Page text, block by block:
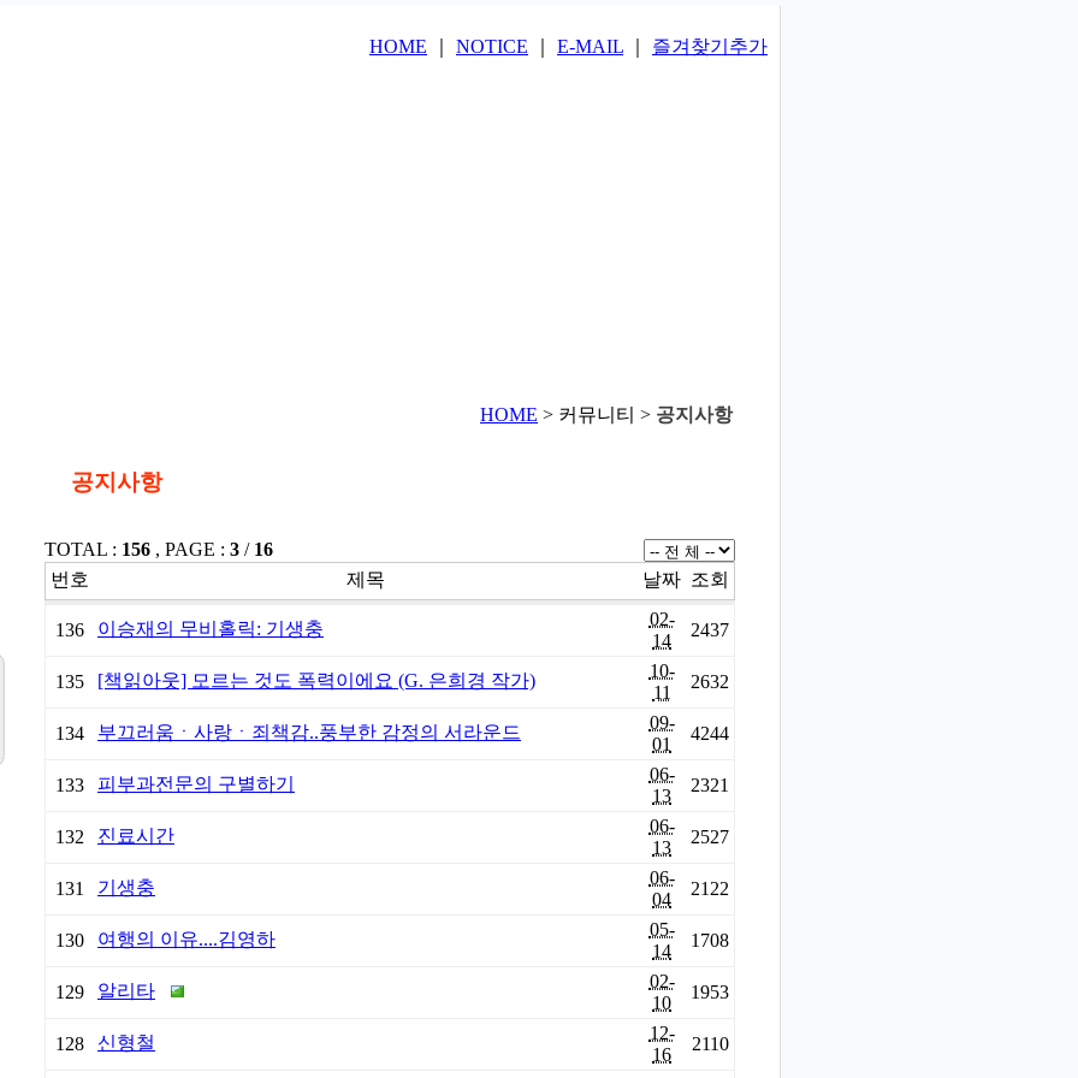
HOME NOTICE E-MAIL 즐겨찾기추가
HOME > 커뮤니티 > 공지사항
공지사항
TOTAL : 156 , PAGE : 3 / 16
번호
제목 날짜 조회
136 이승재의 무비홀릭: 기생충
02-
14
2437
135 [책읽아웃] 모르는 것도 폭력이에요 (G. 은희경 작가)
10-
11
2632
134 부끄러움ㆍ사랑ㆍ죄책감..풍부한 감정의 서라운드
09-
01
4244
133 피부과전문의 구별하기
06-
13
2321
132 진료시간
06-
13
2527
131 기생충
06-
04
2122
130 여행의 이유....김영하
05-
14
1708
129 알리타
02-
10
1953
128 신형철
12-
16
2110